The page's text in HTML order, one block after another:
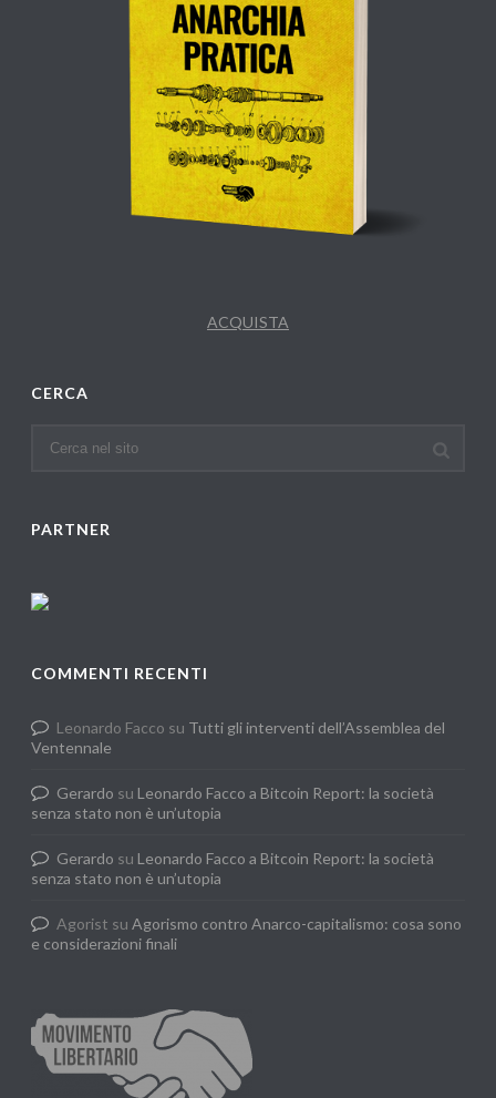
ACQUISTA
CERCA
PARTNER
COMMENTI RECENTI
Leonardo Facco su Tutti gli interventi dell’Assemblea del
Ventennale
Gerardo su Leonardo Facco a Bitcoin Report: la società
senza stato non è un’utopia
Gerardo su Leonardo Facco a Bitcoin Report: la società
senza stato non è un’utopia
Agorist suAgorismo contro Anarco-capitalismo: cosa sono
e considerazioni finali